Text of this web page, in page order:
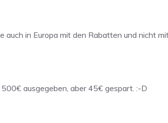
in Europa mit den Rabatten und nicht
ausgegeben, aber 45€ gespart. :-D